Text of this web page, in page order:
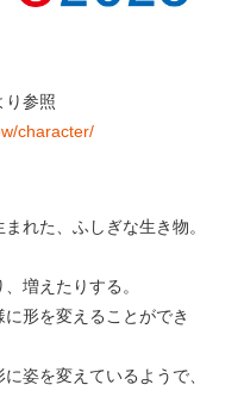
り参照
character/
れた、ふしぎな生き物。
増えたりする。
形を変えることができ
姿を変えているようで、